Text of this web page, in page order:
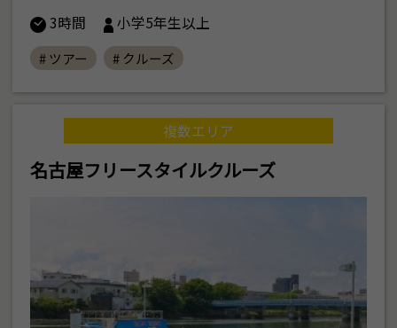
3時間
小学5年生以上
# ツアー # クルーズ
複数エリア
名古屋フリースタイルクルーズ